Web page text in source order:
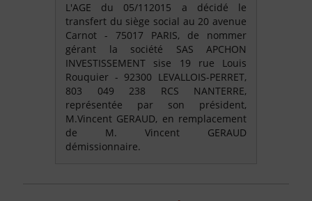
L'AGE du 05/112015 a décidé le
transfert du siège social au 20 avenue
Carnot - 75017 PARIS, de nommer
gérant la société SAS APCHON
INVESTISSEMENT sise 19 rue Louis
Rouquier - 92300 LEVALLOIS-PERRET,
803 049 238 RCS NANTERRE,
représentée par son président,
M.Vincent GERAUD, en remplacement
de M. Vincent GERAUD
démissionnaire.